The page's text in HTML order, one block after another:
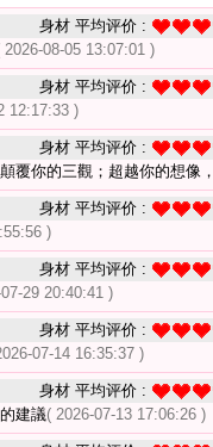
身材 平均评价 :
2026-08-05 13:07:01 )
身材 平均评价 :
12:17:33 )
身材 平均评价 :
覆你的三觀；超越你的想像
身材 平均评价 :
)
身材 平均评价 :
29 20:40:41 )
身材 平均评价 :
07-14 16:35:37 )
身材 平均评价 :
建議( 2026-07-13 17:06:26 )